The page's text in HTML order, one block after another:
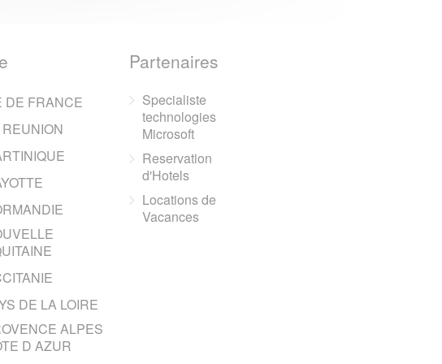
DE FRANCE
DE LA LOIRE
ALPES
D AZUR
Partenaires
Specialiste
technologies
Microsoft
Reservation
d'Hotels
Locations de
Vacances